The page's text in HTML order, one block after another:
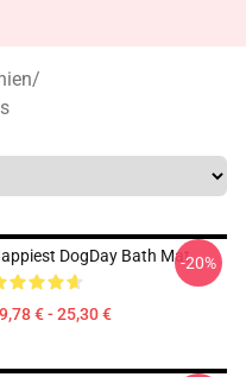
/
DogDay Bath Mat
€ - 25,30 €
-20%